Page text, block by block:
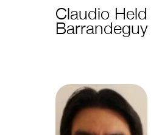
Claudio Held
Barrandeguy